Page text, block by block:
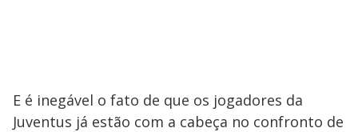
E é inegável o fato de que os jogadores da
Juventus já estão com a cabeça no confronto de